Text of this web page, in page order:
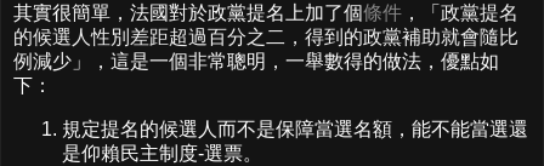
其實很簡單，法國對於政黨提名上加了個條件 ，「 政黨提名
的候選人性別差距超過百分之二，得到的政黨補助就會隨比
例減少 」，這是一個非常聰明，一舉數得的做法，優點如
下：
規定提名的候選人而不是保障當選名額，能不能當選還
是仰賴民主制度-選票。